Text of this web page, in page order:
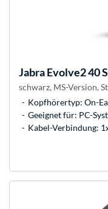
JabraEvolve2 40
schwarz, MS-Version,
Kopfhörertyp: On-
Geeignet für: PC-
Kabel-Verbindung: